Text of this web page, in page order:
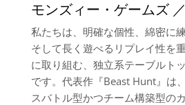
モンズィー・ゲームズ
私たちは、明確な個性、綿密に
そして長く遊べるリプレイ性を
に取り組む、独立系テーブルト
です。代表作『Beast Hunt』は
スバトル型かつチーム構築型の